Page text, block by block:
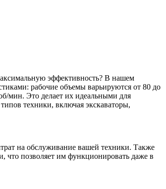
эффективность? В нашем
рабочие объемы варьируются от 80 до
мин. Это делает их идеальными для
техники, включая экскаваторы,
на обслуживание вашей техники. Также
что позволяет им функционировать даже в